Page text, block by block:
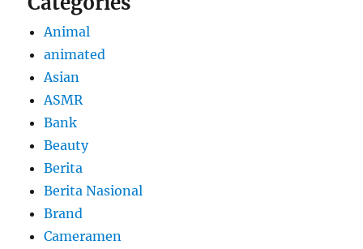
Animal
animated
Asian
ASMR
Bank
Beauty
Berita
Berita Nasional
Brand
Cameramen